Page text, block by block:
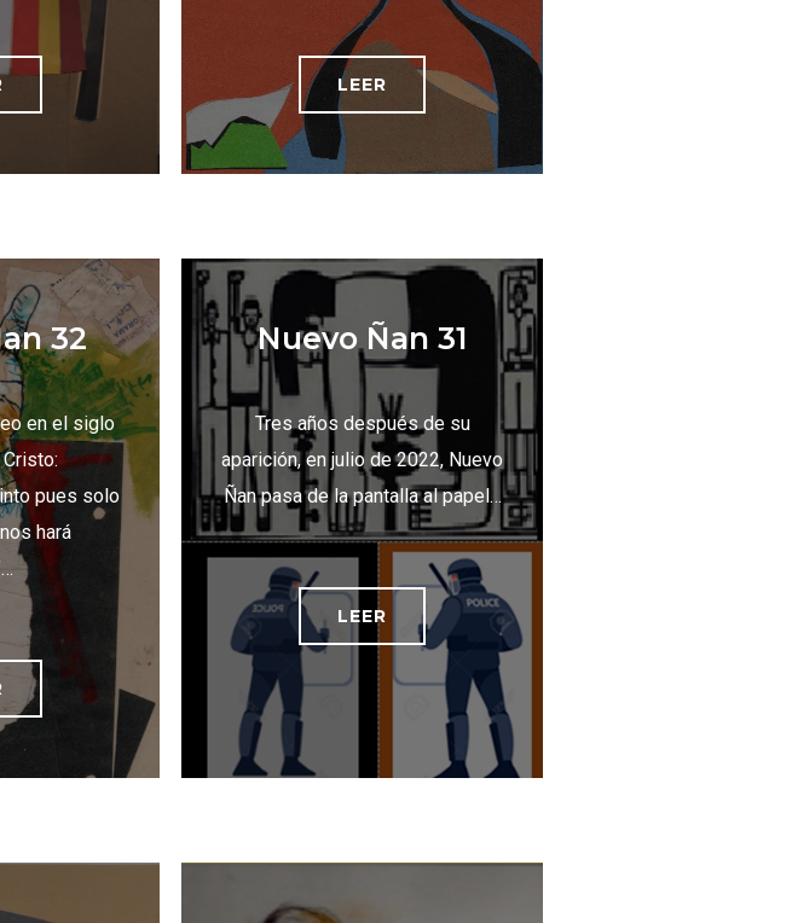
LEER
32
en el siglo
pues solo
hará
Nuevo Ñan 31
Tres años después de su
aparición, en julio de 2022, Nuevo
Ñan pasa de la pantalla al papel…
LEER